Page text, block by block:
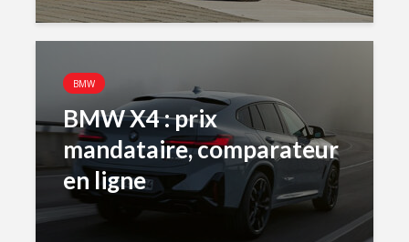
BMW
BMW X4 : prix
mandataire, comparateur
en ligne